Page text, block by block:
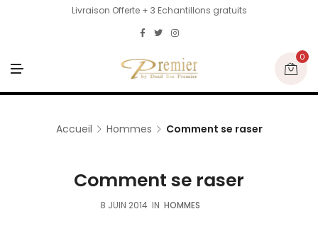
Livraison Offerte + 3 Echantillons gratuits
N
U
0
Accueil Hommes Comment se raser
Comment se raser
8 JUIN 2014 IN HOMMES